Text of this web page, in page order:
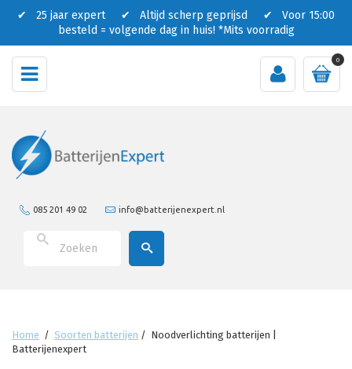
✔ 25 jaar expert ✔ Altijd scherp geprijsd ✔ Voor 15:00
besteld = volgende dag in huis! *Mits voorradig
0
085 201 49 02 info@batterijenexpert.nl
Home / Soorten batterijen / Noodverlichting batterijen |
Batterijenexpert